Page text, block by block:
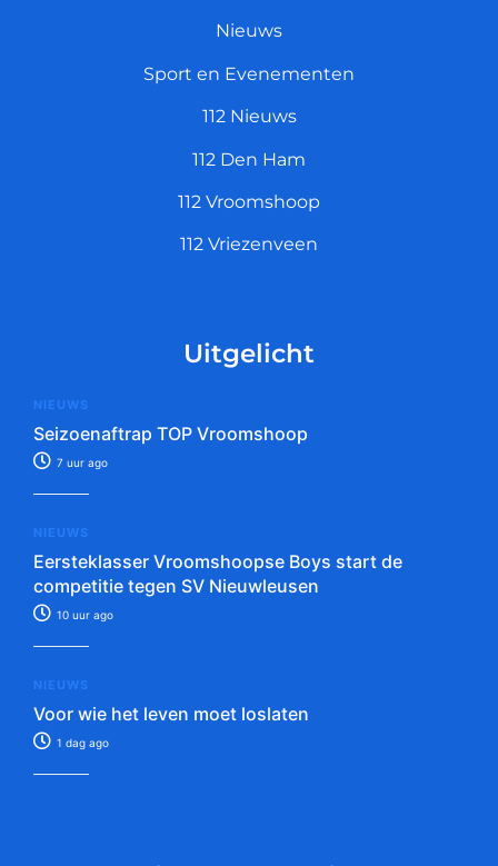
Nieuws
Sport en Evenementen
112 Nieuws
112 Den Ham
112 Vroomshoop
112 Vriezenveen
Uitgelicht
NIEUWS
Seizoenaftrap TOP Vroomshoop
7 uur ago
NIEUWS
Eersteklasser Vroomshoopse Boys start de
competitie tegen SV Nieuwleusen
10 uur ago
NIEUWS
Voor wie het leven moet loslaten
1 dag ago